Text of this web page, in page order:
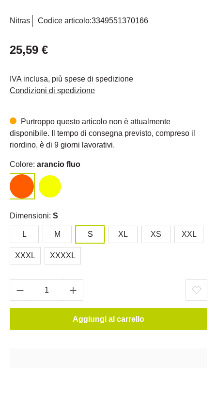
Nitras Codice articolo:3349551370166
25,59 €
IVA inclusa, più spese di spedizione
Condizioni di spedizione
Purtroppo questo articolo non è attualmente
disponibile. Il tempo di consegna previsto, compreso il
riordino, è di 9 giorni lavorativi.
Colore: arancio fluo
Dimensioni: S
L M S XL XS XXL
XXXL XXXXL
Aggiungi al carrello